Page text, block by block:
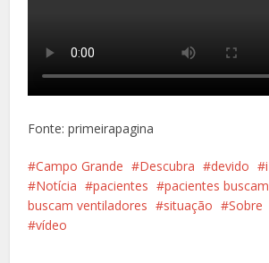
Fonte: primeirapagina
Campo Grande Descubra devido i
Notícia
pacientes pacientes buscam
buscam ventiladores
situação Sobre
vídeo